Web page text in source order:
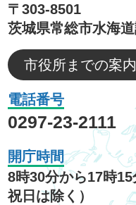
〒303-8501
茨城県常総市水海
市役所までの案内
電話番号
0297-23-2111
開庁時間
8時30分から17時
祝日は除く）